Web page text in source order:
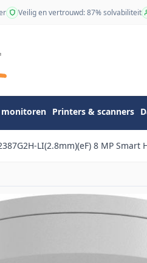
Veilig en vertrouwd: 87% solvabiliteit
Printers & scanners
LI(2.8mm)(eF) 8 MP